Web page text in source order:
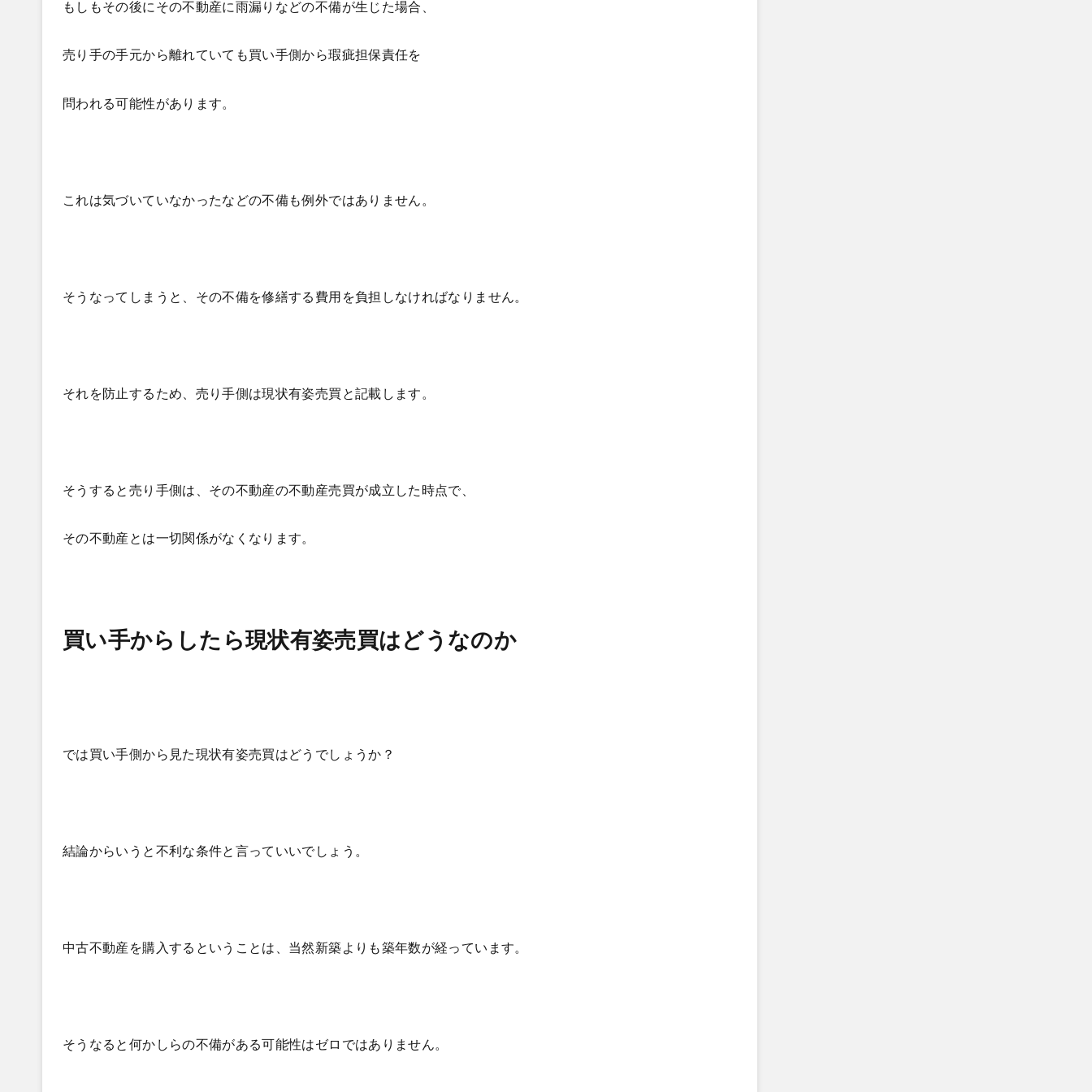
もしもその後にその不動産に雨漏りなどの不備が生じた場合、
売り手の手元から離れていても買い手側から瑕疵担保責任を
問われる可能性があります。
これは気づいていなかったなどの不備も例外ではありません。
そうなってしまうと、その不備を修繕する費用を負担しなければなりません。
それを防止するため、売り手側は現状有姿売買と記載します。
そうすると売り手側は、その不動産の不動産売買が成立した時点で、
その不動産とは一切関係がなくなります。
買い手からしたら現状有姿売買はどうなのか
では買い手側から見た現状有姿売買はどうでしょうか？
結論からいうと不利な条件と言っていいでしょう。
中古不動産を購入するということは、当然新築よりも築年数が経っています。
そうなると何かしらの不備がある可能性はゼロではありません。